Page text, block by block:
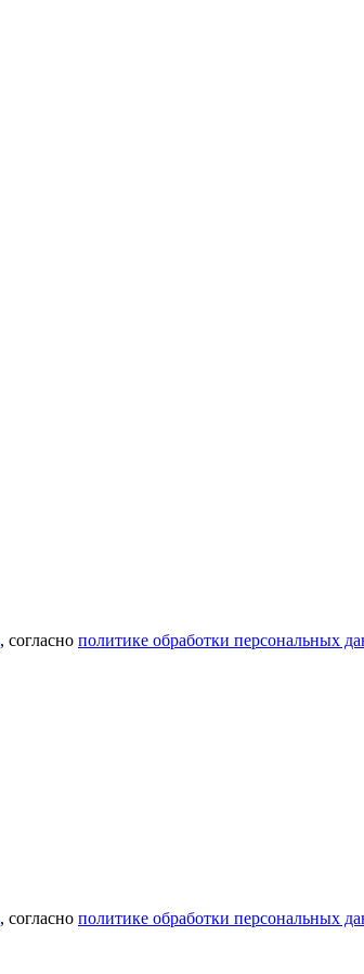
, согласно политике обработки персональных
, согласно политике обработки персональных